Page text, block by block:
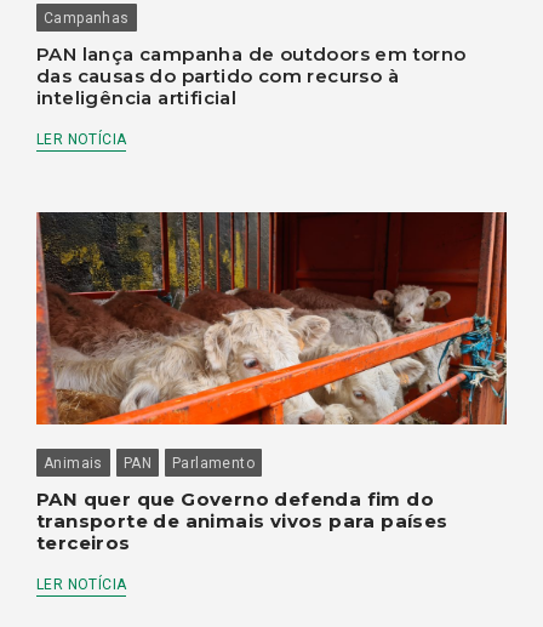
Campanhas
PAN lança campanha de outdoors em torno
das causas do partido com recurso à
inteligência artificial
LER NOTÍCIA
Animais PAN Parlamento
PAN quer que Governo defenda fim do
transporte de animais vivos para países
terceiros
LER NOTÍCIA